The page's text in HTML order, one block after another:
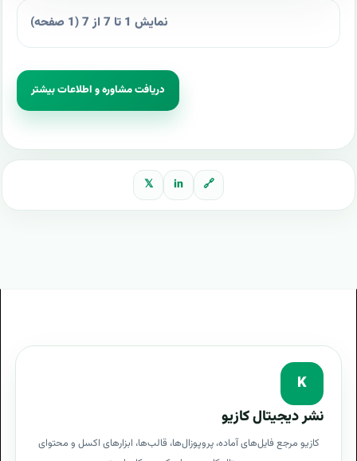
نمایش 1 تا 7 از 7 (1 صفحه)
دریافت مشاوره و اطلاعات بیشتر
🔗
in
𝕏
K
نشر دیجیتال کازیو
کازیو مرجع فایل‌های آماده، پروپوزال‌ها، قالب‌ها، ابزارهای اکسل و محتوای